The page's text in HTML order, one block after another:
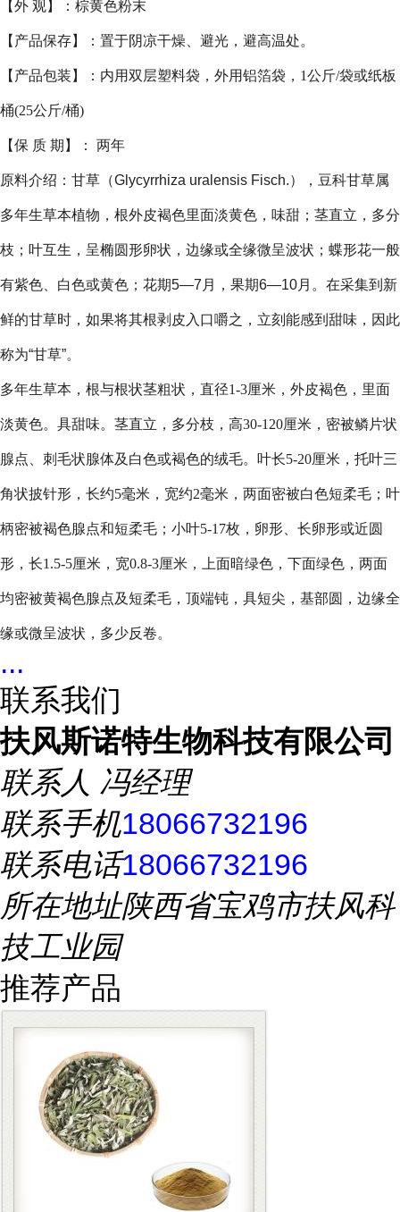
【外 观】：棕黄色粉末
【产品保存】：置于阴凉干燥、避光，避高温处。
【产品包装】：内用双层塑料袋，外用铝箔袋，1公斤/袋或纸板
桶(25公斤/桶)
【保 质 期】： 两年
原料介绍： 甘草（Glycyrrhiza uralensis Fisch.），豆科甘草属
多年生草本植物，根外皮褐色里面淡黄色，味甜；茎直立，多分
枝；叶互生，呈椭圆形卵状，边缘或全缘微呈波状；蝶形花一般
有紫色、白色或黄色；花期5—7月，果期6—10月。在采集到新
鲜的甘草时，如果将其根剥皮入口嚼之，立刻能感到甜味，因此
称为“甘草”。
多年生草本，根与根状茎粗状，直径1-3厘米，外皮褐色，里面
淡黄色。具甜味。茎直立，多分枝，高30-120厘米，密被鳞片状
腺点、刺毛状腺体及白色或褐色的绒毛。叶长5-20厘米，托叶三
角状披针形，长约5毫米，宽约2毫米，两面密被白色短柔毛；叶
柄密被褐色腺点和短柔毛；小叶5-17枚，卵形、长卵形或近圆
形，长1.5-5厘米，宽0.8-3厘米，上面暗绿色，下面绿色，两面
均密被黄褐色腺点及短柔毛，顶端钝，具短尖，基部圆，边缘全
缘或微呈波状，多少反卷。
...
联系我们
扶风斯诺特生物科技有限公司
联系人 冯经理
联系手机18066732196
联系电话18066732196
所在地址陕西省宝鸡市扶风科
技工业园
推荐产品